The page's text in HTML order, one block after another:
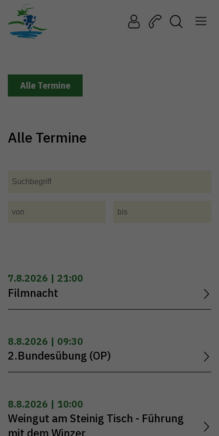
Alle Termine
Alle Termine
7.8.2026 | 21:00
Filmnacht
8.8.2026 | 09:30
2.Bundesübung (OP)
8.8.2026 | 10:00
Weingut am Steinig Tisch - Führung
mit dem Winzer